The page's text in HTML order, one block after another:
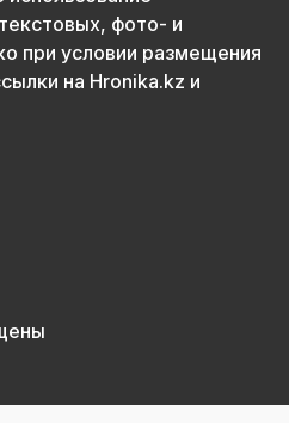
фото- и
при условии размещения
на Hronika.kz и